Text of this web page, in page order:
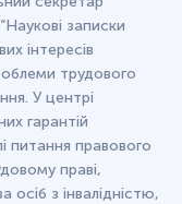
записки
інтересів
трудового
У центрі
гарантій
питання правового
праві,
осіб з інвалідністю,